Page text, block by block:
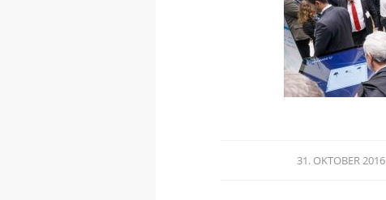
31. OKTOBER 2016
/